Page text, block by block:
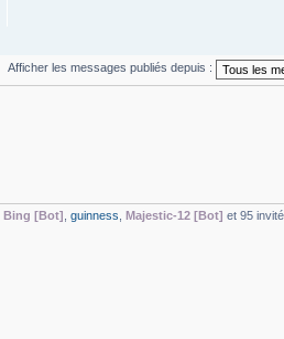
Afficher les messages publiés depuis :
Bing [Bot] guinness Majestic-12 [Bot] et 95